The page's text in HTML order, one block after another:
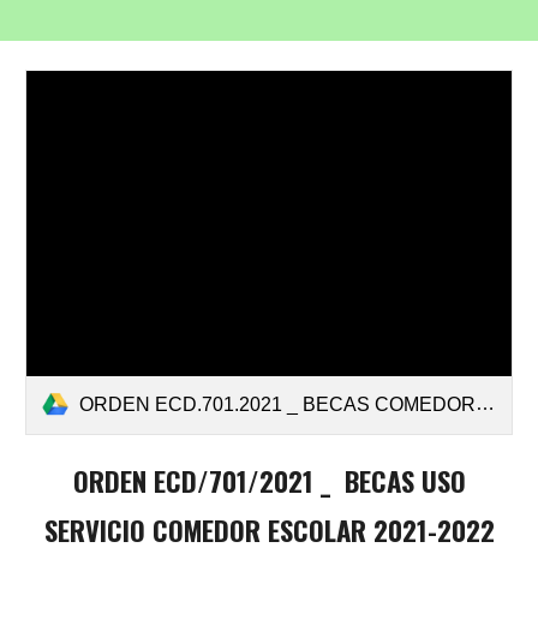
ORDEN ECD.701.2021 _ BECAS COMEDOR.pdf
ORDEN ECD/701/2021 _ BECAS USO
SERVICIO COMEDOR ESCOLAR 2021-2022